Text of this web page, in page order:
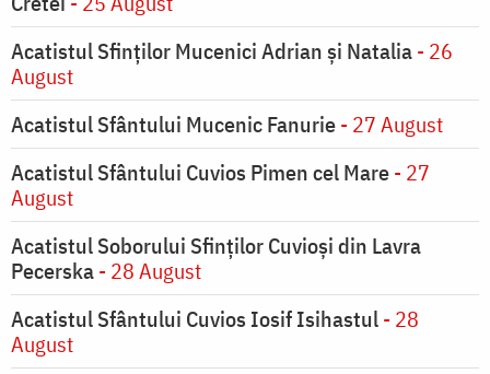
Acatistul Sfinților Mucenici Adrian și Natalia- 26
August
Acatistul Sfântului Mucenic Fanurie- 27 August
Acatistul Sfântului Cuvios Pimen cel Mare- 27
August
Acatistul Soborului Sfinților Cuvioși din Lavra
Pecerska- 28 August
Acatistul Sfântului Cuvios Iosif Isihastul- 28
August